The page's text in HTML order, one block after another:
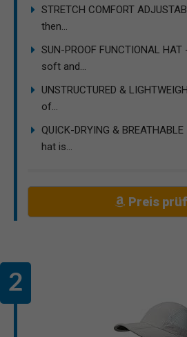
STRETCH COMFORT
then...
SUN-PROOF FUNCTIONAL
soft and...
UNSTRUCTURED &
of...
QUICK-DRYING &
hat is...
Preis